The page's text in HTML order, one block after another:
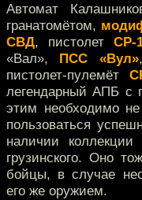
Автомат
гранатомётом,
СВД, пистолет СР-
«Вал», ПСС «Вул»
пистолет-пулемёт
легендарный АПБ с
этим необходимо
пользоваться
наличии
грузинского. Оно
бойцы, в случае
его же оружием.